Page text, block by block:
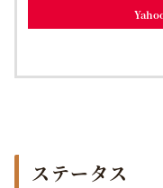
ステータス